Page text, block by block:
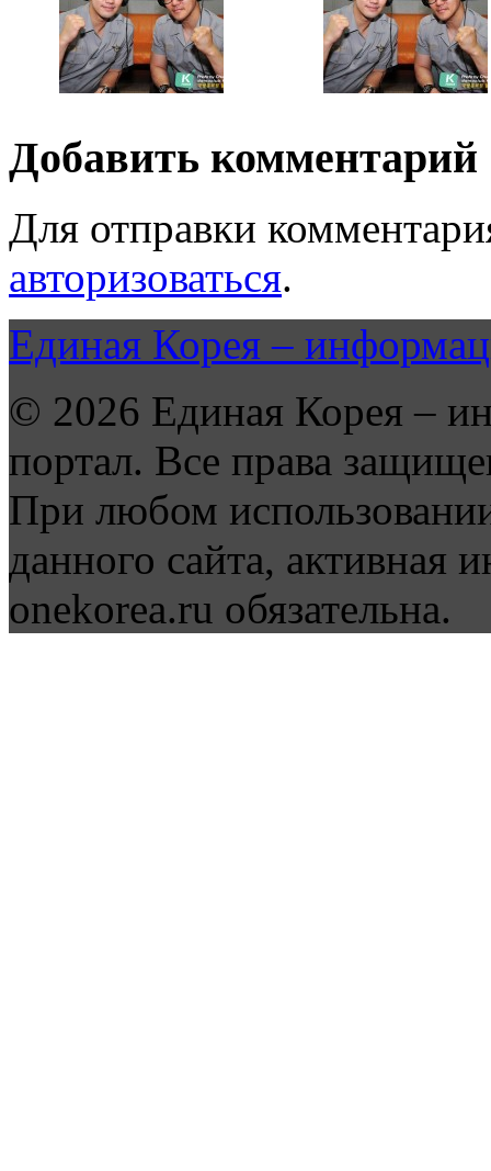
Добавить комментарий
Для отправки
авторизоваться.
Единая Корея –
© 2026 Единая Корея –
портал. Все права
При любом
данного сайта, активная
onekorea.ru обязательна.